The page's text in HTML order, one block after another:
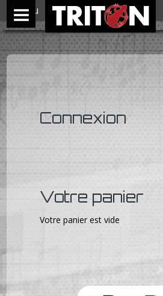
Connexion
Votre panier
Votre panier est vide
Menu